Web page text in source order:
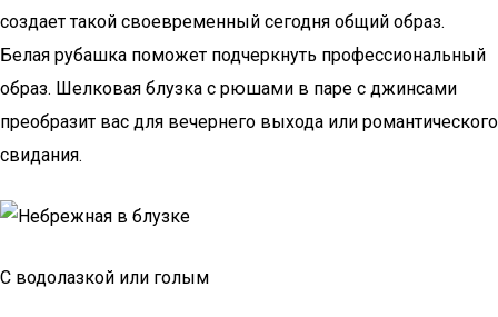
создает такой своевременный сегодня общий образ.
Белая рубашка поможет подчеркнуть профессиональный
образ. Шелковая блузка с рюшами в паре с джинсами
преобразит вас для вечернего выхода или романтического
свидания.
С водолазкой или голым